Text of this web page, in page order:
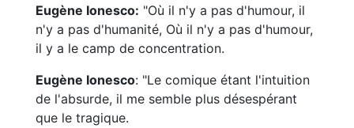
Eugène Ionesco: "Où il n'y a pas d'humour, il
n'y a pas d'humanité, Où il n'y a pas d'humour,
il y a le camp de concentration.
Eugène Ionesco: "Le comique étant l'intuition
de l'absurde, il me semble plus désespérant
que le tragique.